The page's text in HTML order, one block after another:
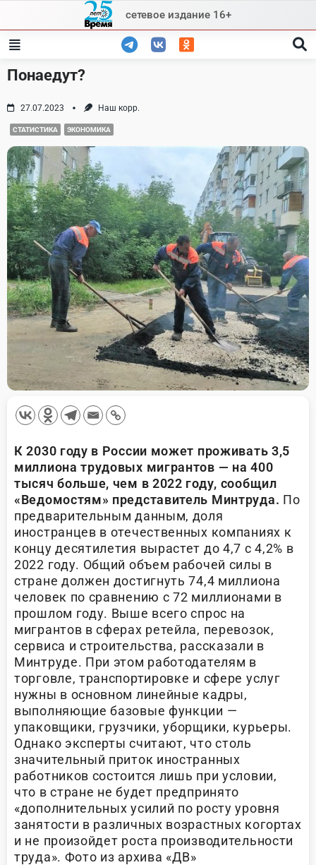
content
сетевое издание 16+
Понаедут?
27.07.2023 Наш корр.
СТАТИСТИКА ЭКОНОМИКА
К 2030 году в России может проживать 3,5
миллиона трудовых мигрантов — на 400
тысяч больше, чем в 2022 году, сообщил
«Ведомостям» представитель Минтруда. По
предварительным данным, доля
иностранцев в отечественных компаниях к
концу десятилетия вырастет до 4,7 с 4,2% в
2022 году. Общий объем рабочей силы в
стране должен достигнуть 74,4 миллиона
человек по сравнению с 72 миллионами в
прошлом году. Выше всего спрос на
мигрантов в сферах ретейла, перевозок,
сервиса и строительства, рассказали в
Минтруде. При этом работодателям в
торговле, транспортировке и сфере услуг
нужны в основном линейные кадры,
выполняющие базовые функции —
упаковщики, грузчики, уборщики, курьеры.
Однако эксперты считают, что столь
значительный приток иностранных
работников состоится лишь при условии,
что в стране не будет предпринято
«дополнительных усилий по росту уровня
занятости в различных возрастных когортах
и не произойдет роста производительности
труда». Фото из архива «ДВ»